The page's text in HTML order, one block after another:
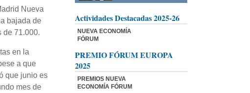
Nueva
bajada de
de 71.000.
en la
a que
que junio es
mes de
Actividades Destacadas 2025-26
NUEVA ECONOMÍA
FÓRUM
PREMIO FÓRUM EUROPA
2025
PREMIOS NUEVA
ECONOMÍA FÓRUM